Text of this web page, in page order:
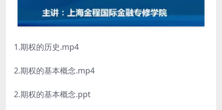
1.期权的历史.mp4
2.期权的基本概念.mp4
2.期权的基本概念.ppt